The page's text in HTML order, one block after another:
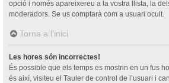
opció i només apareixereu a la vostra llista, la
moderadors. Se us comptarà com a usuari ocult.
Torna a l’inici
Les hores són incorrectes!
És possible que els temps es mostrin en un fus
és així, visiteu el Tauler de control de l’usuari i